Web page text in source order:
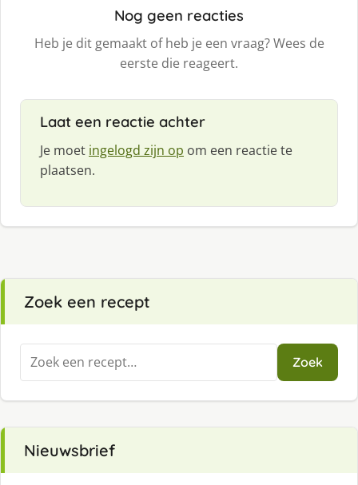
Nog geen reacties
Heb je dit gemaakt of heb je een vraag? Wees de
eerste die reageert.
Laat een reactie achter
Je moet ingelogd zijn op om een reactie te
plaatsen.
Zoek een recept
Zoeken
naar:
Zoek
Nieuwsbrief